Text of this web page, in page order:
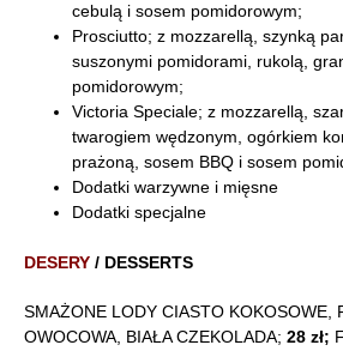
cebulą i sosem pomidorowym;
Prosciutto; z mozzarellą, szynką
suszonymi pomidorami, rukolą,
pomidorowym;
Victoria Speciale; z mozzarellą,
twarogiem wędzonym, ogórkiem
prażoną, sosem BBQ i sosem
Dodatki warzywne i mięsne
Dodatki specjalne
DESERY / DESSERTS
SMAŻONE LODY CIASTO KOKOSOWE,
OWOCOWA, BIAŁA CZEKOLADA; 28 zł;